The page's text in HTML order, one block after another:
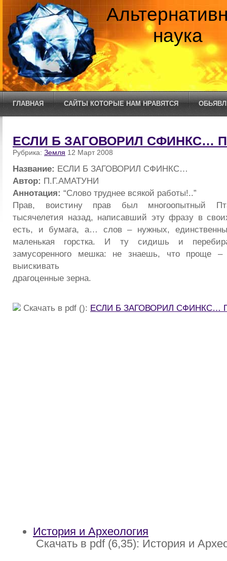
наука
ГЛАВНАЯ САЙТЫ КОТОРЫЕ НАМ НРАВЯТСЯ
ЕСЛИ Б ЗАГОВОРИЛ СФИНКС…
Рубрика: Земля 12 Март 2008
Название: ЕСЛИ Б ЗАГОВОРИЛ СФИНКС…
Автор: П.Г.АМАТУНИ
Аннотация: “Слово труднее всякой работы!..”
Прав, воистину прав был многоопытный
тысячелетия назад, написавший эту фразу в
есть, и бумага, а… слов – нужных,
маленькая горстка. И ту сидишь и
замусоренного мешка: не знаешь, что проще –
выискивать
драгоценные зерна.
Скачать в pdf (): ЕСЛИ Б ЗАГОВОРИЛ СФИНКС…
История и Археология
Скачать в pdf (6,35): История и